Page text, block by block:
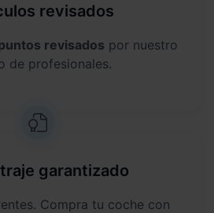
revisados
revisados por nuestro
de profesionales.
garantizado
Compra tu coche con